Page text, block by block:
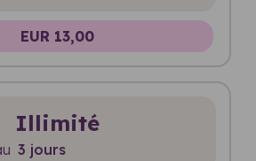
EUR 13,00
Illimité
3 jours